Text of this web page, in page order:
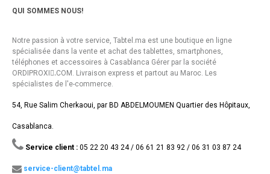
QUI SOMMES NOUS!
Notre passion à votre service, Tabtel.ma est une boutique en ligne
spécialisée dans la vente et achat des tablettes, smartphones,
téléphones et accessoires à Casablanca Gérer par la société
ORDIPROXI.ِCOM. Livraison express et partout au Maroc. Les
spécialistes de l'e-commerce.
54, Rue Salim Cherkaoui, par BD ABDELMOUMEN Quartier des Hôpitaux,
Casablanca.
Service client : 05 22 20 43 24 / 06 61 21 83 92 / 06 31 03 87 24
service-client@tabtel.ma